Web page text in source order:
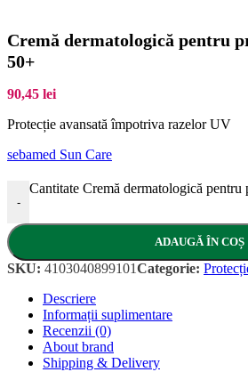
Cremă dermatologică pentru
50+
90,45 lei
Protecție avansată împotriva razelor UV
sebamed Sun Care
-
Cantitate Cremă dermatologică pentru
ADAUGĂ ÎN COȘ
SKU: 4103040899101Categorie:
Descriere
Informații suplimentare
Recenzii (0)
About brand
Shipping & Delivery